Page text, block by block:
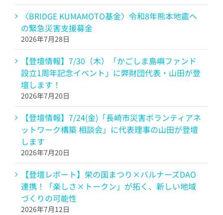
〈BRIDGE KUMAMOTO基金〉令和8年熊本地震へ
の緊急災害支援募金
2026年7月28日
【登壇情報】7/30（木）「かごしま島嶼ファンド
設立1周年記念イベント」に弊財団代表・山田が登
壇します！
2026年7月20日
【登壇情報】7/24(金)「長崎市災害ボランティアネ
ットワーク構築 相談会」に代表理事の山田が登壇
します
2026年7月20日
【登壇レポート】栄の国まつり×バルナーズDAO
連携！「楽しさ×トークン」が拓く、新しい地域
づくりの可能性
2026年7月12日